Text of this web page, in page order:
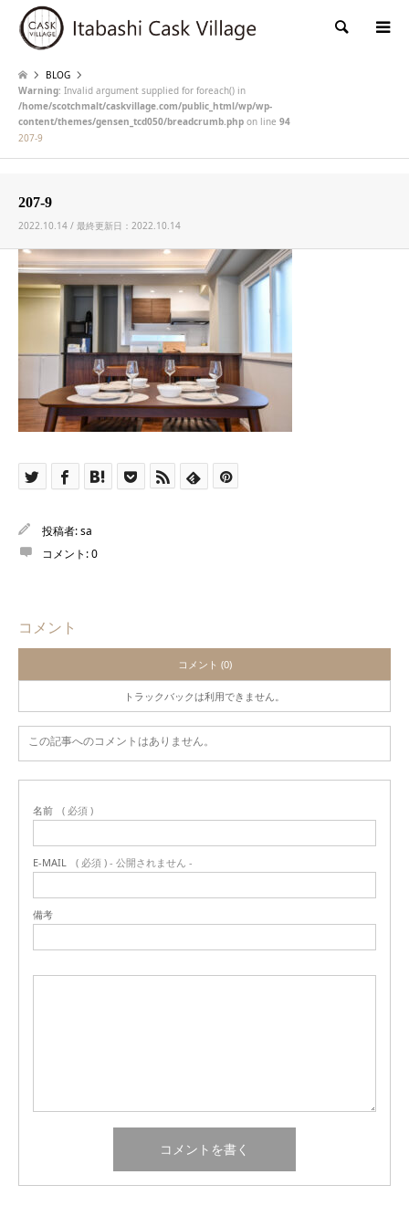
検索
BLOG
Warning: Invalid argument supplied for foreach() in
/home/scotchmalt/caskvillage.com/public_html/wp/wp-
content/themes/gensen_tcd050/breadcrumb.php on line 94
207-9
207-9
2022.10.14 / 最終更新日：2022.10.14
投稿者:sa
コメント:0
コメント
コメント (0)
トラックバックは利用できません。
この記事へのコメントはありません。
名前 ( 必須 )
E-MAIL ( 必須 ) - 公開されません -
備考